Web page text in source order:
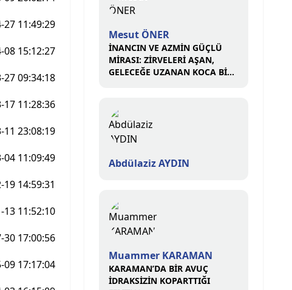
27 11:49:29
08 15:12:27
27 09:34:18
17 11:28:36
11 23:08:19
04 11:09:49
19 14:59:31
13 11:52:10
30 17:00:56
09 17:17:04
Mesut ÖNER
İNANCIN VE AZMİN GÜÇLÜ
MİRASI: ZİRVELERİ AŞAN,
GELECEĞE UZANAN KOCA BİR
Abdülaziz AYDIN
Muammer KARAMAN
KARAMAN’DA BİR AVUÇ
İDRAKSİZİN KOPARTTIĞI